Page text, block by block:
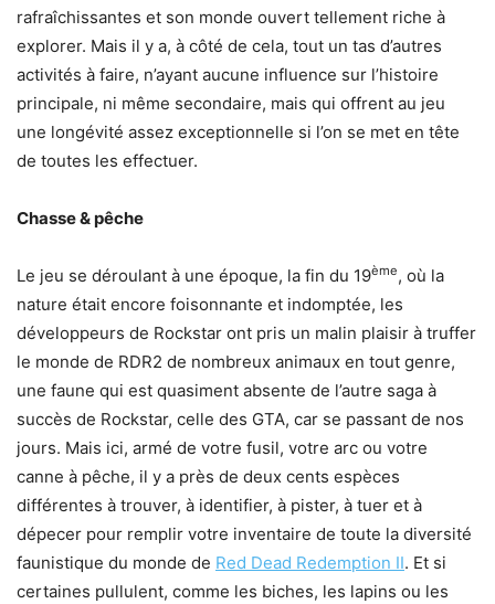
rafraîchissantes et son monde ouvert tellement riche à
explorer. Mais il y a, à côté de cela, tout un tas d’autres
activités à faire, n’ayant aucune influence sur l’histoire
principale, ni même secondaire, mais qui offrent au jeu
une longévité assez exceptionnelle si l’on se met en tête
de toutes les effectuer.
Chasse & pêche
Le jeu se déroulant à une époque, la fin du 19ème, où la
nature était encore foisonnante et indomptée, les
développeurs de Rockstar ont pris un malin plaisir à truffer
le monde de RDR2 de nombreux animaux en tout genre,
une faune qui est quasiment absente de l’autre saga à
succès de Rockstar, celle des GTA, car se passant de nos
jours. Mais ici, armé de votre fusil, votre arc ou votre
canne à pêche, il y a près de deux cents espèces
différentes à trouver, à identifier, à pister, à tuer et à
dépecer pour remplir votre inventaire de toute la diversité
faunistique du monde de Red Dead Redemption II. Et si
certaines pullulent, comme les biches, les lapins ou les